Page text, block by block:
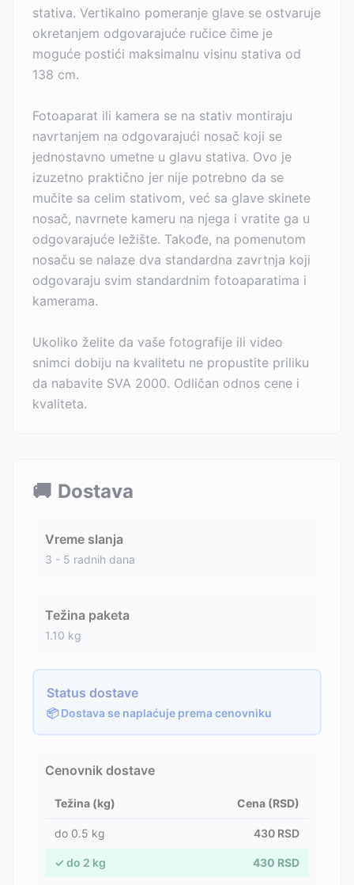
stativa. Vertikalno pomeranje glave se ostvaruje
okretanjem odgovarajuće ručice čime je
moguće postići maksimalnu visinu stativa od
138 cm.
Fotoaparat ili kamera se na stativ montiraju
navrtanjem na odgovarajući nosač koji se
jednostavno umetne u glavu stativa. Ovo je
izuzetno praktično jer nije potrebno da se
mučite sa celim stativom, već sa glave skinete
nosač, navrnete kameru na njega i vratite ga u
odgovarajuće ležište. Takođe, na pomenutom
nosaču se nalaze dva standardna zavrtnja koji
odgovaraju svim standardnim fotoaparatima i
kamerama.
Ukoliko želite da vaše fotografije ili video
snimci dobiju na kvalitetu ne propustite priliku
da nabavite SVA 2000. Odličan odnos cene i
kvaliteta.
🚚 Dostava
Vreme slanja
3 - 5 radnih dana
Težina paketa
1.10 kg
Status dostave
📦 Dostava se naplaćuje prema cenovniku
Cenovnik dostave
Težina (kg) Cena (RSD)
do 0.5 kg 430 RSD
✓ do 2 kg 430 RSD